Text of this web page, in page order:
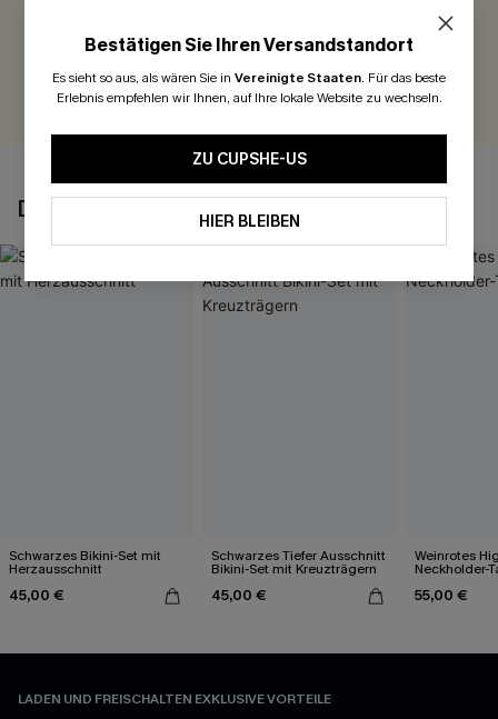
300 Punkte für Ihre Bewertung!
BEWERTEN
DAS KÖNNTE IHNEN AUCH GEFALLEN
Schwarzes Bikini-Set mit
Herzausschnitt
45,00 €
Schwarzes Tiefer Ausschnitt
Bikini-Set mit Kreuzträgern
45,00 €
Weinrotes
Neckholder-
55,00 €
LADEN UND FREISCHALTEN EXKLUSIVE VORTEILE
Bestätigen Sie Ihren Versandstandort
Es sieht so aus, als wären Sie in Vereinigte Staaten. Für das beste
Erlebnis empfehlen wir Ihnen, auf Ihre lokale Website zu wechseln.
ZU CUPSHE-US
HIER BLEIBEN